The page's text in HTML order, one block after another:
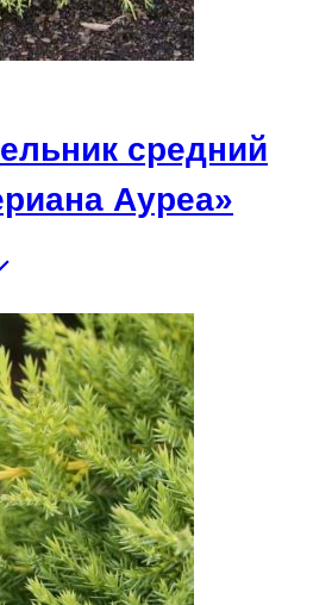
средний
Ауреа»